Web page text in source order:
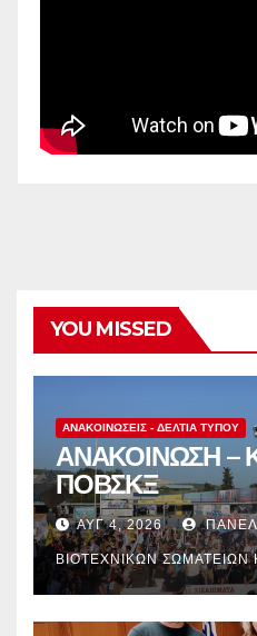
YOU MISSED
ΑΝΑΚΟΙΝΏΣΕΙΣ - ΔΕΛΤΊΑ ΤΎΠΟΥ
ΑΝΑΚΟΙΝΩΣΗ –
ΠΟΒΣΚΞ
ΑΥΓ 4, 2026
ΒΙΟΤΕΧΝΙΚΏΝ ΣΩΜΑΤΕΊΩΝ